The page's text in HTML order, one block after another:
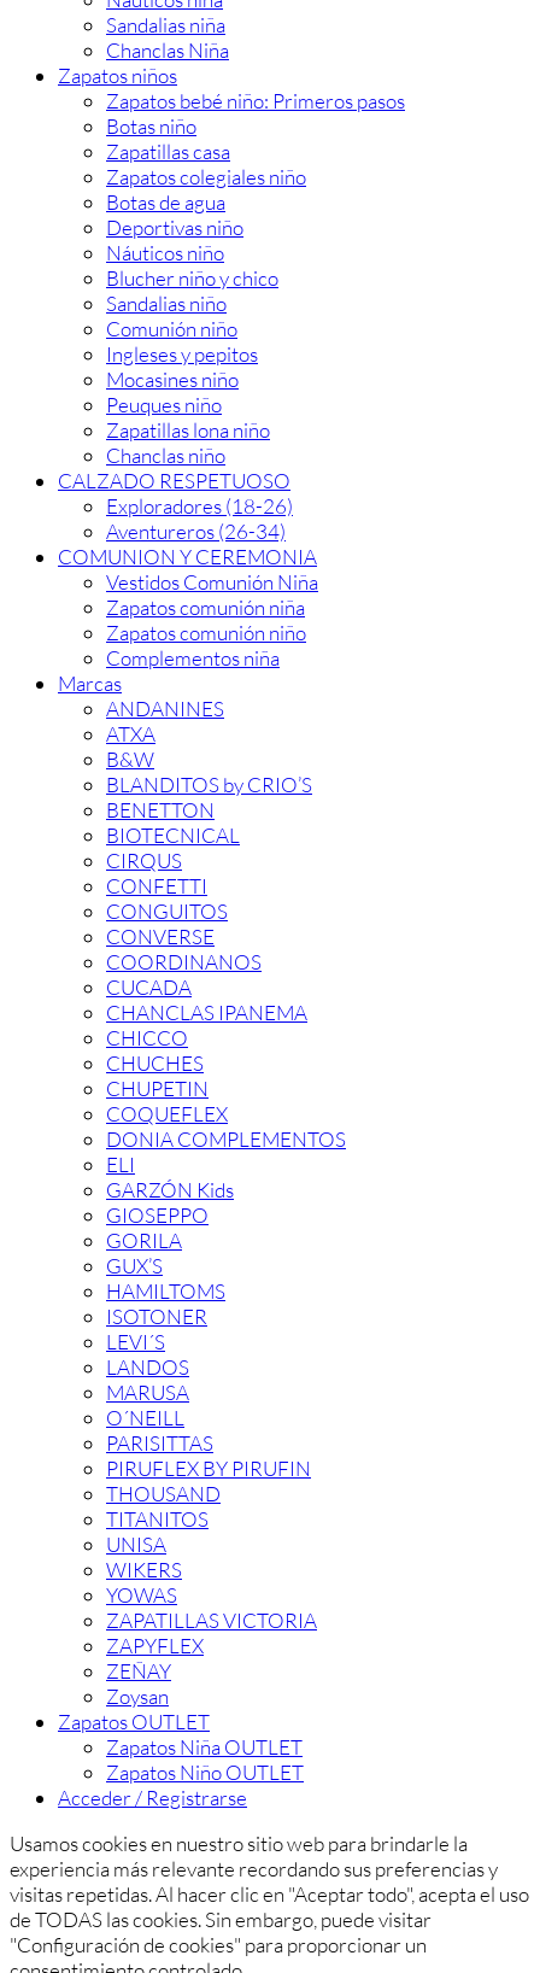
Sandalias niña
Chanclas Niña
Zapatos niños
Zapatos bebé niño: Primeros pasos
Botas niño
Zapatillas casa
Zapatos colegiales niño
Botas de agua
Deportivas niño
Náuticos niño
Blucher niño y chico
Sandalias niño
Comunión niño
Ingleses y pepitos
Mocasines niño
Peuques niño
Zapatillas lona niño
Chanclas niño
CALZADO RESPETUOSO
Exploradores (18-26)
Aventureros (26-34)
COMUNION Y CEREMONIA
Vestidos Comunión Niña
Zapatos comunión niña
Zapatos comunión niño
Complementos niña
Marcas
ANDANINES
ATXA
B&W
BLANDITOS by CRIO’S
BENETTON
BIOTECNICAL
CIRQUS
CONFETTI
CONGUITOS
CONVERSE
COORDINANOS
CUCADA
CHANCLAS IPANEMA
CHICCO
CHUCHES
CHUPETIN
COQUEFLEX
DONIA COMPLEMENTOS
ELI
GARZÓN Kids
GIOSEPPO
GORILA
GUX’S
HAMILTOMS
ISOTONER
LEVI´S
LANDOS
MARUSA
O´NEILL
PARISITTAS
PIRUFLEX BY PIRUFIN
THOUSAND
TITANITOS
UNISA
WIKERS
YOWAS
ZAPATILLAS VICTORIA
ZAPYFLEX
ZEÑAY
Zoysan
Zapatos OUTLET
Zapatos Niña OUTLET
Zapatos Niño OUTLET
Acceder / Registrarse
Usamos cookies en nuestro sitio web para brindarle la
experiencia más relevante recordando sus preferencias y
visitas repetidas. Al hacer clic en "Aceptar todo", acepta el uso
de TODAS las cookies. Sin embargo, puede visitar
"Configuración de cookies" para proporcionar un